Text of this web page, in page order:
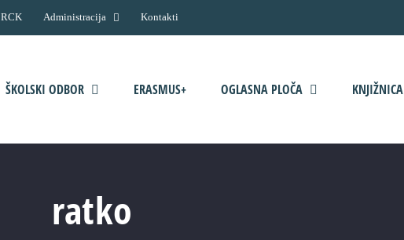
RCK Administracija Kontakti
ŠKOLSKI ODBOR ERASMUS+ OGLASNA PLOČA KNJIŽNICA
ratko